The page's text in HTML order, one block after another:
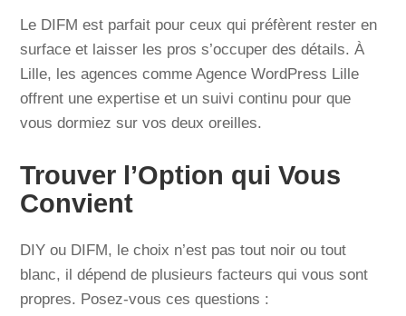
Le DIFM est parfait pour ceux qui préfèrent rester en
surface et laisser les pros s’occuper des détails. À
Lille, les agences comme Agence WordPress Lille
offrent une expertise et un suivi continu pour que
vous dormiez sur vos deux oreilles.
Trouver l’Option qui Vous
Convient
DIY ou DIFM, le choix n’est pas tout noir ou tout
blanc, il dépend de plusieurs facteurs qui vous sont
propres. Posez-vous ces questions :